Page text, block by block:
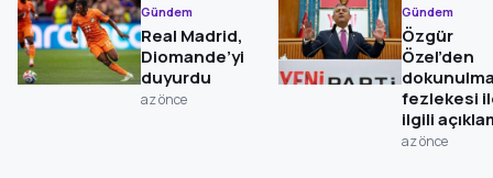
Gündem
Real Madrid,
Diomande’yi
duyurdu
az önce
Gündem
Özgür
Özel’den
fezlekesi
ilgili
az önce